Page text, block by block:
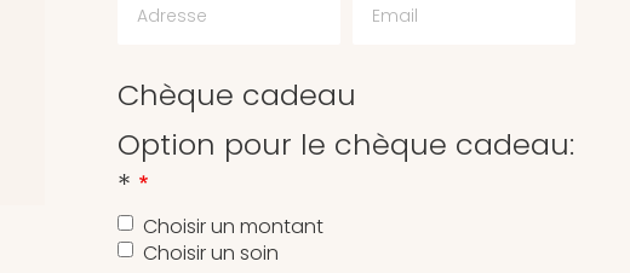
Chèque cadeau
Option pour le chèque cadeau:
*
Choisir un montant
Choisir un soin